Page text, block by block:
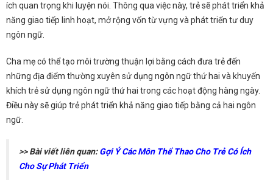
ích quan trọng khi luyện nói. Thông qua việc này, trẻ sẽ phát triển khả
năng giao tiếp linh hoạt, mở rộng vốn từ vựng và phát triển tư duy
ngôn ngữ.
Cha mẹ có thể tạo môi trường thuận lợi bằng cách đưa trẻ đến
những địa điểm thường xuyên sử dụng ngôn ngữ thứ hai và khuyến
khích trẻ sử dụng ngôn ngữ thứ hai trong các hoạt động hàng ngày.
Điều này sẽ giúp trẻ phát triển khả năng giao tiếp bằng cả hai ngôn
ngữ.
>> Bài viết liên quan:Gợi Ý Các Môn Thể Thao Cho Trẻ Có Ích
Cho Sự Phát Triển